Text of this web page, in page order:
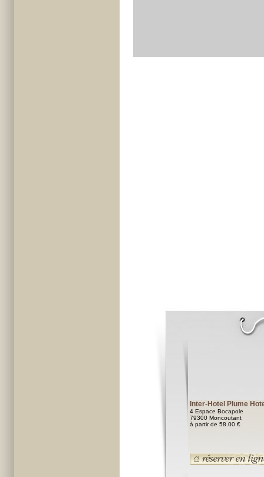
Inter-Hotel Plume
4 Espace Bocapole
79300 Moncoutant
à partir de 58.00 €